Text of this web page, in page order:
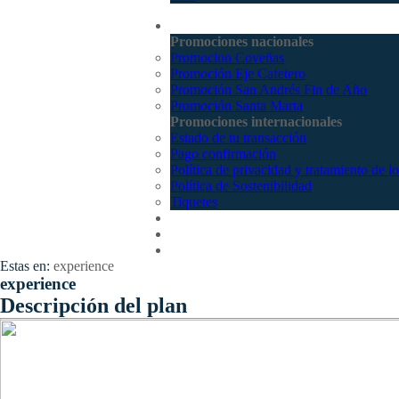
Promociones nacionales
Promocion Coveñas
Promoción Eje Cafetero
Promoción San Andrés Fin de Año
Promoción Santa Marta
Promociones internacionales
Estado de tu transacción
Pago confirmación
Política de privacidad y tratamiento de
Política de Sostenibilidad
Tiquetes
Estas en: experience
experience
Descripción del plan